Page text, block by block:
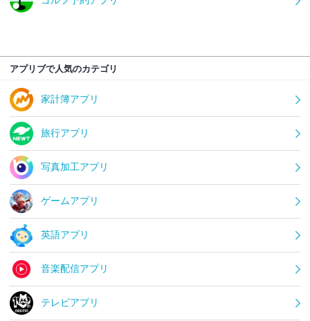
アプリブで人気のカテゴリ
家計簿アプリ
旅行アプリ
写真加工アプリ
ゲームアプリ
英語アプリ
音楽配信アプリ
テレビアプリ